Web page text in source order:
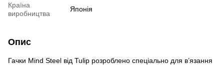
Країна
виробництва
Японія
Опис
Гачки Mind Steel від Tulip розроблено спеціально для в’язання